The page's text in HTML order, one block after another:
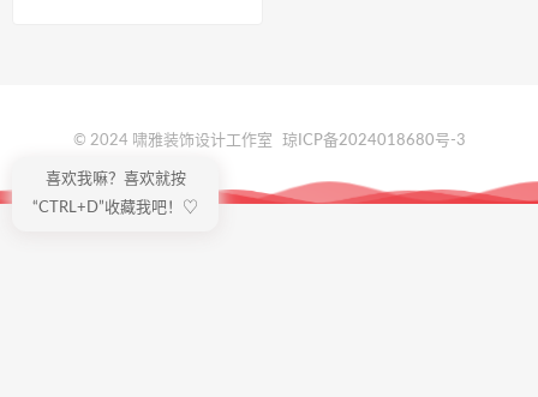
© 2024 啸雅装饰设计工作室 琼ICP备2024018680号-3
喜欢我嘛？喜欢就按
“CTRL+D”收藏我吧！♡